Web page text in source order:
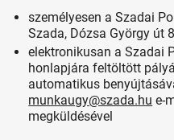
személyesen a Szadai
Szada, Dózsa György út
elektronikusan a Szadai
honlapjára feltöltött
automatikus
munkaugy@szada.hu e-
megküldésével